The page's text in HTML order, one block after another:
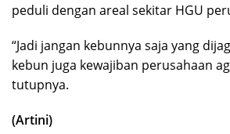
peduli dengan areal sekitar HGU
“Jadi jangan kebunnya saja yang
kebun juga kewajiban perusahaan
tutupnya.
(Artini)